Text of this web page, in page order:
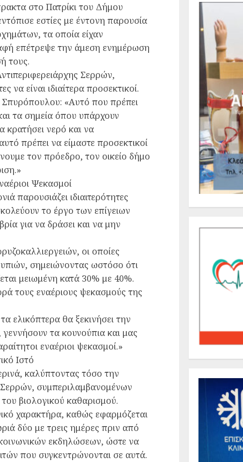
στο Πατρίκι του Δήμου
εστίες με έντονη παρουσία
τα οποία είχαν
επέτρεψε την άμεση ενημέρωση
τους.
Σερρών,
είναι ιδιαίτερα προσεκτικοί.
«Αυτό που πρέπει
τα σημεία όπου υπάρχουν
νερό και να
πρέπει να είμαστε προσεκτικοί
τον πρόεδρο, τον οικείο δήμο
Ψεκασμοί
παρουσιάζει ιδιαιτερότητες
το έργο των επίγειων
για να δράσει και να μην
οι οποίες
σημειώνοντας ωστόσο ότι
μειωμένη κατά 30% με 40%.
τους εναέριους ψεκασμούς της
ελικόπτερα θα ξεκινήσει την
τα κουνούπια και μας
εναέριοι ψεκασμοί.»
Ιστό
καλύπτοντας τόσο την
συμπεριλαμβανομένων
βιολογικού καθαρισμού.
χαρακτήρα, καθώς εφαρμόζεται
δύο με τρεις ημέρες πριν από
εκδηλώσεων, ώστε να
που συγκεντρώνονται σε αυτά.